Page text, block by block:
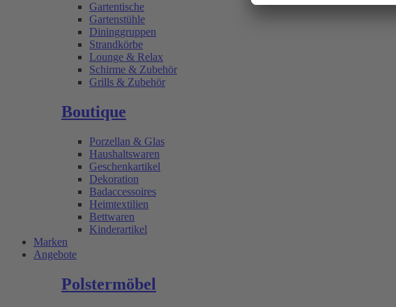
Gartentische
Gartenstühle
Dininggruppen
Strandkörbe
Lounge & Relax
Schirme & Zubehör
Grills & Zubehör
Boutique
Porzellan & Glas
Haushaltswaren
Geschenkartikel
Dekoration
Badaccessoires
Heimtextilien
Bettwaren
Kinderartikel
Marken
Angebote
Polstermöbel